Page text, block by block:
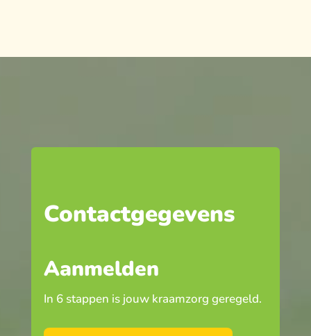
Contactgegevens
Aanmelden
In 6 stappen is jouw kraamzorg geregeld.